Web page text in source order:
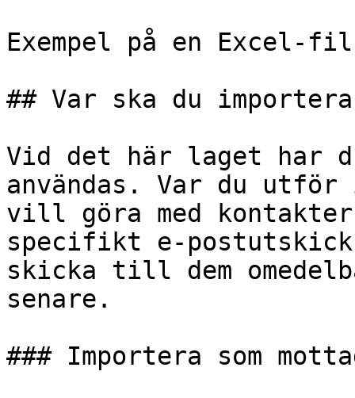
Exempel på en Excel-
## Var ska du
Vid det här laget har
användas. Var du utför
vill göra med
specifikt e-
skicka till dem
senare.
### Importera som